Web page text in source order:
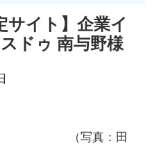
サイト】企業イ
ドゥ 南与野様
：田